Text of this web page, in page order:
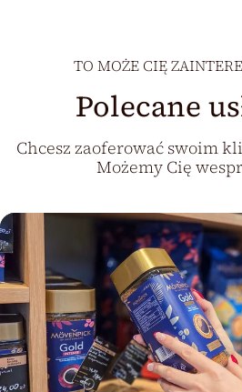
add
to
the
list
of
technologies
used.
Powered
by
Usercentrics
Consent
Management
TO MOŻE CIĘ
Polecane
Chcesz zaoferować swoim
Możemy Cię